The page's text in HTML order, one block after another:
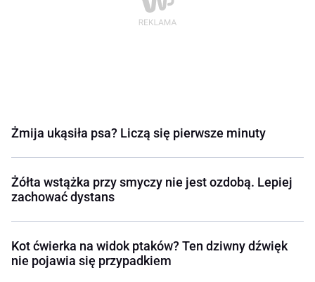
Żmija ukąsiła psa? Liczą się pierwsze minuty
Żółta wstążka przy smyczy nie jest ozdobą. Lepiej
zachować dystans
Kot ćwierka na widok ptaków? Ten dziwny dźwięk
nie pojawia się przypadkiem